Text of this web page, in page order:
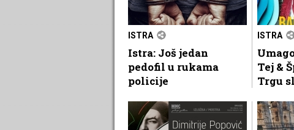
ISTRA
Istra: Još jedan
pedofil u rukama
policije
ISTRA
Tej &
Trgu